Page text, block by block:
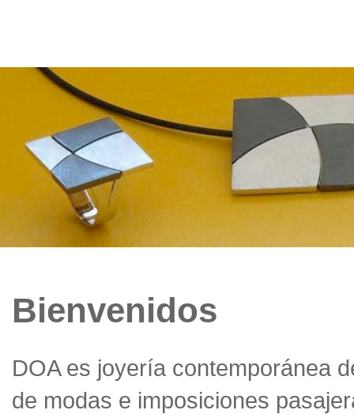
Bienvenidos
DOA es joyería contemporánea
de modas e imposiciones